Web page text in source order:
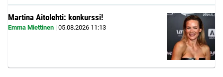
Martina Aitolehti: konkurssi!
Emma Miettinen | 05.08.2026 11:13